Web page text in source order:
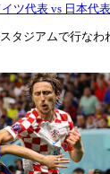
ツ代表 vs 日本代表
タジアムで行な